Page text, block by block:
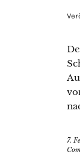
7.